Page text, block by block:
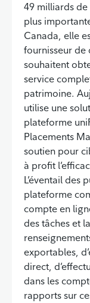
49 milliards
plus
Canada, elle
fournisseur de
souhaitent
service
patrimoine.
utilise une
plateforme
Placements
soutien pour
à profit
L’éventail des
plateforme
compte en
des tâches et
exportables,
direct,
dans les
rapports sur